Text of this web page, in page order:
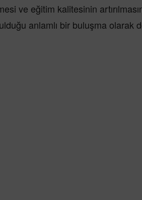
ve eğitim kalitesinin
anlamlı bir buluşma olarak